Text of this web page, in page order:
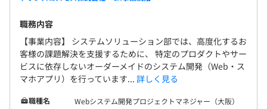
職務内容
【事業内容】 システムソリューション部では、高度化するお
客様の課題解決を支援するために、 特定のプロダクトやサー
ビスに依存しないオーダーメイドのシステム開発（Web・ス
マホアプリ）を行っています... 詳しく見る
職種名
Webシステム開発プロジェクトマネジャー（大阪）